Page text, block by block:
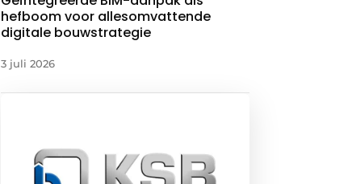
hefboom voor allesomvattende
digitale bouwstrategie
3 juli 2026